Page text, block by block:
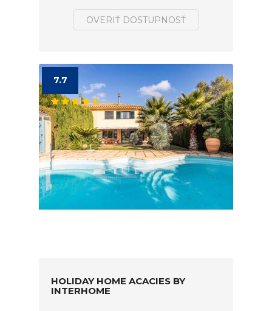
OVERIŤ DOSTUPNOSŤ
7.7
HOLIDAY HOME ACACIES BY
INTERHOME